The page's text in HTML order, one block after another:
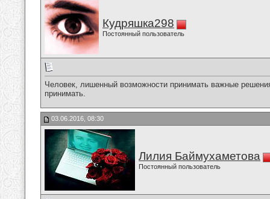
Кудряшка298
Постоянный пользователь
Человек, лишенный возможности принимать важные
принимать.
03.06.2016, 08:30
Лилия Баймухаметова
Постоянный пользователь